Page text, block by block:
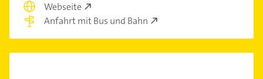
Webseite
Anfahrt mit Bus und Bahn